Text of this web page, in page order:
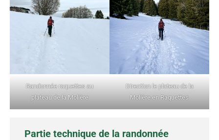
Randonnée raquettes au
plateau de la Molière
Direction le plateau de la
Molière en Raquettes
Partie technique de la randonnée